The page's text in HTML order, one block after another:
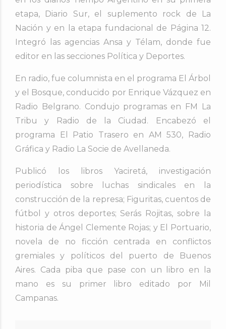
etapa, Diario Sur, el suplemento rock de La
Nación y en la etapa fundacional de Página 12.
Integró las agencias Ansa y Télam, donde fue
editor en las secciones Política y Deportes.
En radio, fue columnista en el programa El Árbol
y el Bosque, conducido por Enrique Vázquez en
Radio Belgrano. Condujo programas en FM La
Tribu y Radio de la Ciudad. Encabezó el
programa El Patio Trasero en AM 530, Radio
Gráfica y Radio La Socie de Avellaneda.
Publicó los libros Yaciretá, investigación
periodística sobre luchas sindicales en la
construcción de la represa; Figuritas, cuentos de
fútbol y otros deportes; Serás Rojitas, sobre la
historia de Ángel Clemente Rojas; y El Portuario,
novela de no ficción centrada en conflictos
gremiales y políticos del puerto de Buenos
Aires. Cada piba que pase con un libro en la
mano es su primer libro editado por Mil
Campanas.